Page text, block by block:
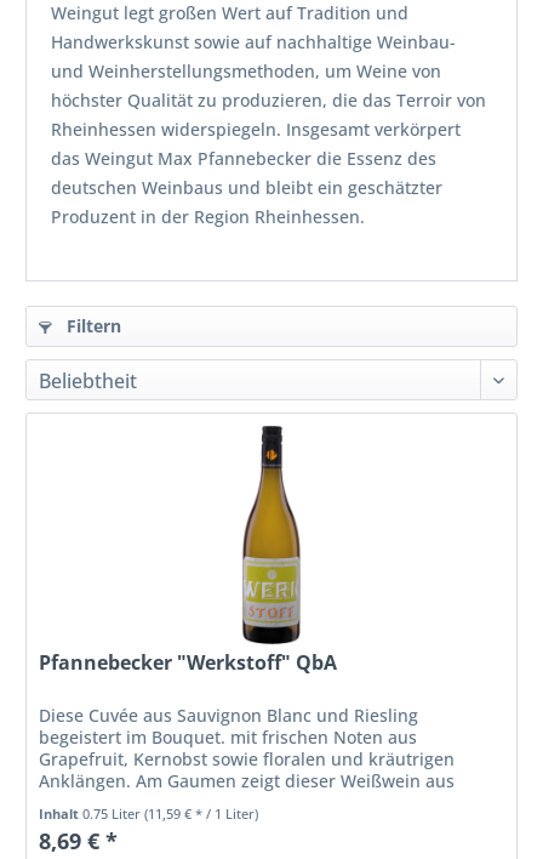
Weingut legt großen Wert auf Tradition und
Handwerkskunst sowie auf nachhaltige Weinbau-
und Weinherstellungsmethoden, um Weine von
höchster Qualität zu produzieren, die das Terroir von
Rheinhessen widerspiegeln. Insgesamt verkörpert
das Weingut Max Pfannebecker die Essenz des
deutschen Weinbaus und bleibt ein geschätzter
Produzent in der Region Rheinhessen.
Filtern
Pfannebecker "Werkstoff" QbA
Diese Cuvée aus Sauvignon Blanc und Riesling
begeistert im Bouquet. mit frischen Noten aus
Grapefruit, Kernobst sowie floralen und kräutrigen
Anklängen. Am Gaumen zeigt dieser Weißwein aus
Rheinhessen einen kräftigen Körper mit...
Inhalt0.75 Liter(11,59 € * / 1 Liter)
8,69 € *